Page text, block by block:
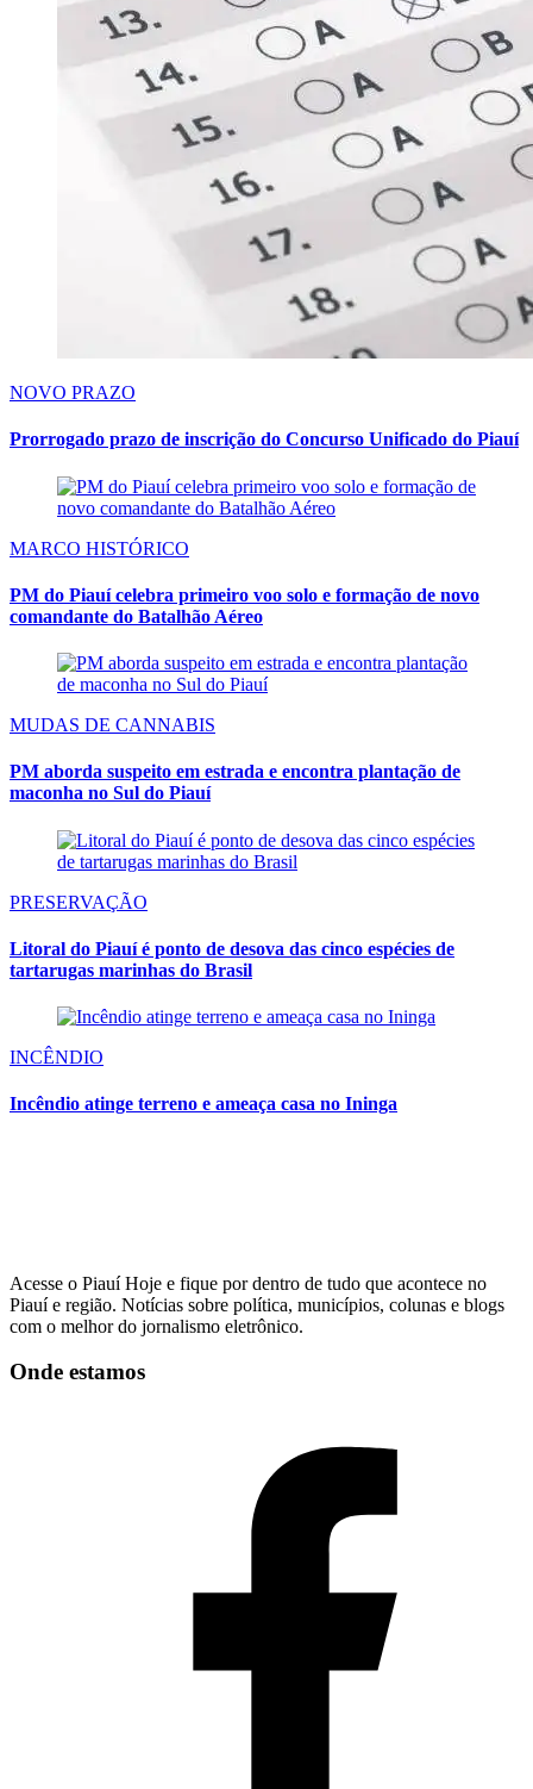
NOVO PRAZO
Prorrogado prazo de inscrição do Concurso Unificado do Piauí
MARCO HISTÓRICO
PM do Piauí celebra primeiro voo solo e formação de novo
comandante do Batalhão Aéreo
MUDAS DE CANNABIS
PM aborda suspeito em estrada e encontra plantação de
maconha no Sul do Piauí
PRESERVAÇÃO
Litoral do Piauí é ponto de desova das cinco espécies de
tartarugas marinhas do Brasil
INCÊNDIO
Incêndio atinge terreno e ameaça casa no Ininga
Acesse o Piauí Hoje e fique por dentro de tudo que acontece no
Piauí e região. Notícias sobre política, municípios, colunas e blogs
com o melhor do jornalismo eletrônico.
Onde estamos